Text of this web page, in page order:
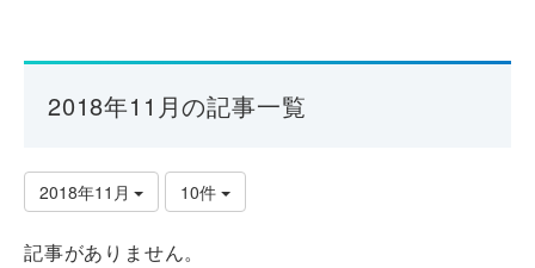
2018年11月の記事一覧
2018年11月 10件
記事がありません。